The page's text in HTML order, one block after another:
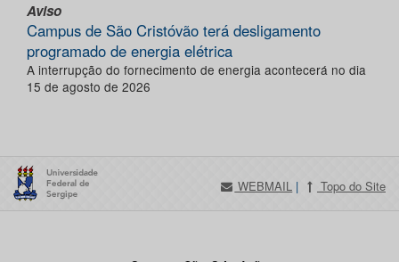
Aviso
Campus de São Cristóvão terá desligamento
programado de energia elétrica
A interrupção do fornecimento de energia acontecerá no dia
15 de agosto de 2026
WEBMAIL | Topo do Site